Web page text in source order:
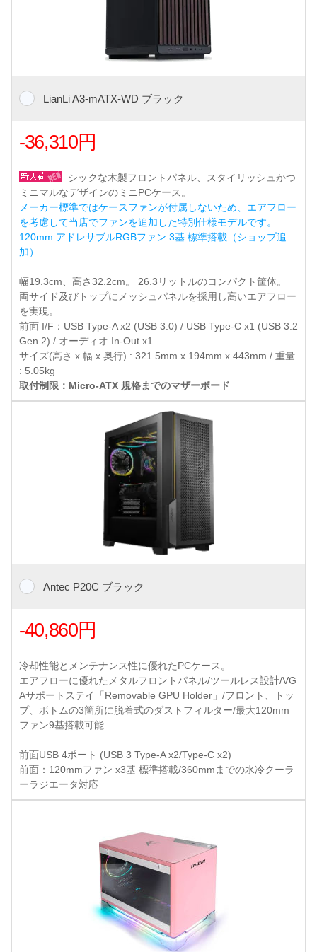
LianLi A3-mATX-WD ブラック
-36,310円
シックな木製フロントパネル、スタイリッシュかつ
ミニマルなデザインのミニPCケース。
メーカー標準ではケースファンが付属しないため、エアフロー
を考慮して当店でファンを追加した特別仕様モデルです。
120mm アドレサブルRGBファン 3基 標準搭載（ショップ追
加）
幅19.3cm、高さ32.2cm。 26.3リットルのコンパクト筐体。
両サイド及びトップにメッシュパネルを採用し高いエアフロー
を実現。
前面 I/F：USB Type-A x2 (USB 3.0) / USB Type-C x1 (USB 3.2
Gen 2) / オーディオ In-Out x1
サイズ(高さ x 幅 x 奥行) : 321.5mm x 194mm x 443mm / 重量
: 5.05kg
取付制限：Micro-ATX 規格までのマザーボード
Antec P20C ブラック
-40,860円
冷却性能とメンテナンス性に優れたPCケース。
エアフローに優れたメタルフロントパネル/ツールレス設計/VG
Aサポートステイ「Removable GPU Holder」/フロント、トッ
プ、ボトムの3箇所に脱着式のダストフィルター/最大120mm
ファン9基搭載可能
前面USB 4ポート (USB 3 Type-A x2/Type-C x2)
前面：120mmファン x3基 標準搭載/360mmまでの水冷クーラ
ーラジエータ対応